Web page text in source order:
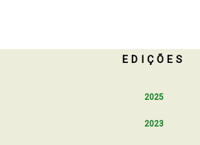
EDIÇÕES
2025
2023